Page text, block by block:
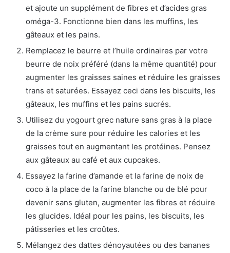
et ajoute un supplément de fibres et d’acides gras
oméga-3. Fonctionne bien dans les muffins, les
gâteaux et les pains.
Remplacez le beurre et l’huile ordinaires par votre
beurre de noix préféré (dans la même quantité) pour
augmenter les graisses saines et réduire les graisses
trans et saturées. Essayez ceci dans les biscuits, les
gâteaux, les muffins et les pains sucrés.
Utilisez du yogourt grec nature sans gras à la place
de la crème sure pour réduire les calories et les
graisses tout en augmentant les protéines. Pensez
aux gâteaux au café et aux cupcakes.
Essayez la farine d’amande et la farine de noix de
coco à la place de la farine blanche ou de blé pour
devenir sans gluten, augmenter les fibres et réduire
les glucides. Idéal pour les pains, les biscuits, les
pâtisseries et les croûtes.
Mélangez des dattes dénoyautées ou des bananes